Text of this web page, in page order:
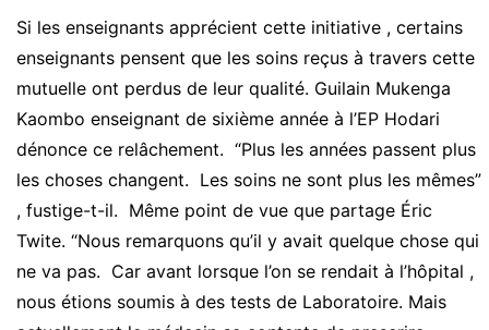
Si les enseignants apprécient cette initiative , certains
enseignants pensent que les soins reçus à travers cette
mutuelle ont perdus de leur qualité. Guilain Mukenga
Kaombo enseignant de sixième année à l’EP Hodari
dénonce ce relâchement. “Plus les années passent plus
les choses changent. Les soins ne sont plus les mêmes”
, fustige-t-il. Même point de vue que partage Éric
Twite. “Nous remarquons qu’il y avait quelque chose qui
ne va pas. Car avant lorsque l’on se rendait à l’hôpital ,
nous étions soumis à des tests de Laboratoire. Mais